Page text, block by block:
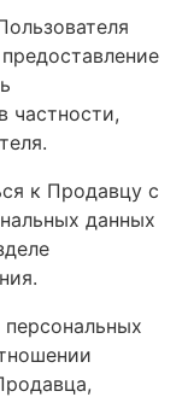
частности,
к Продавцу с
данных